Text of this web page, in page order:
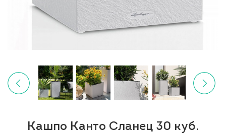
Кашпо Канто Сланец 30 куб.